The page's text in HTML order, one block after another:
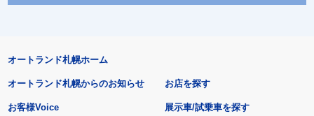
オートランド札幌ホーム
オートランド札幌からのお知らせ
お客様Voice
お店を探す
展示車/試乗車を探す